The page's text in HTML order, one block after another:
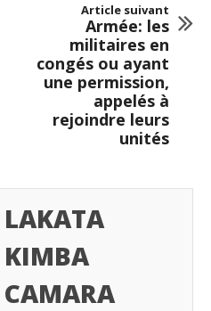
Article suivant
Armée: les
militaires en
congés ou ayant
une permission,
appelés à
rejoindre leurs
unités
LAKATA
KIMBA
CAMARA